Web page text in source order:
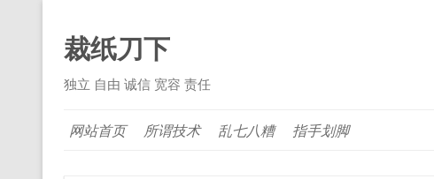
裁纸刀下
独立 自由 诚信 宽容 责任
网站首页 所谓技术 乱七八糟 指手划脚